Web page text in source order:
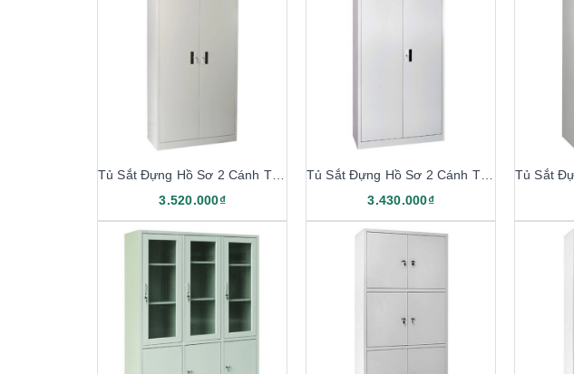
Tủ Sắt Đựng Hồ Sơ 2 Cánh TS01-KV
3.520.000₫
Tủ Sắt Đựng Hồ Sơ 2 Cánh TS02
3.430.000₫